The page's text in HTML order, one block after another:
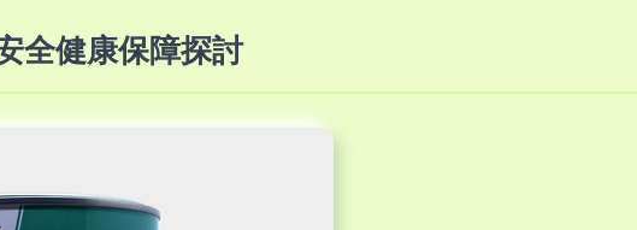
全健康保障探討